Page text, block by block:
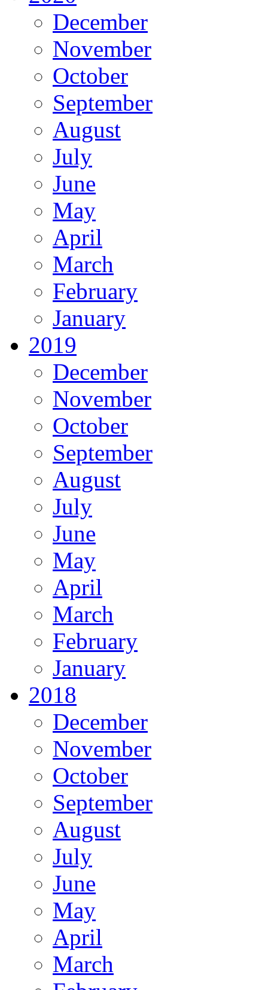
December
November
October
September
August
July
June
May
April
March
February
January
2019
December
November
October
September
August
July
June
May
April
March
February
January
2018
December
November
October
September
August
July
June
May
April
March